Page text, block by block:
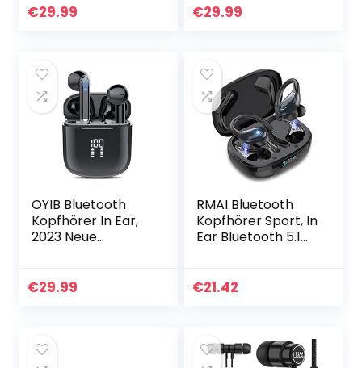
HD Mikrofon, 40H
€29.99
Neue Kabellose
€29.99
OYIB Bluetooth
Kopfhörer In Ear,
2023 Neue
Kopfhörer mit 4
€29.99
RMAI Bluetooth
Kopfhörer Sport, In
Ear Bluetooth 5.1
Geräuschunterdrü
€21.42